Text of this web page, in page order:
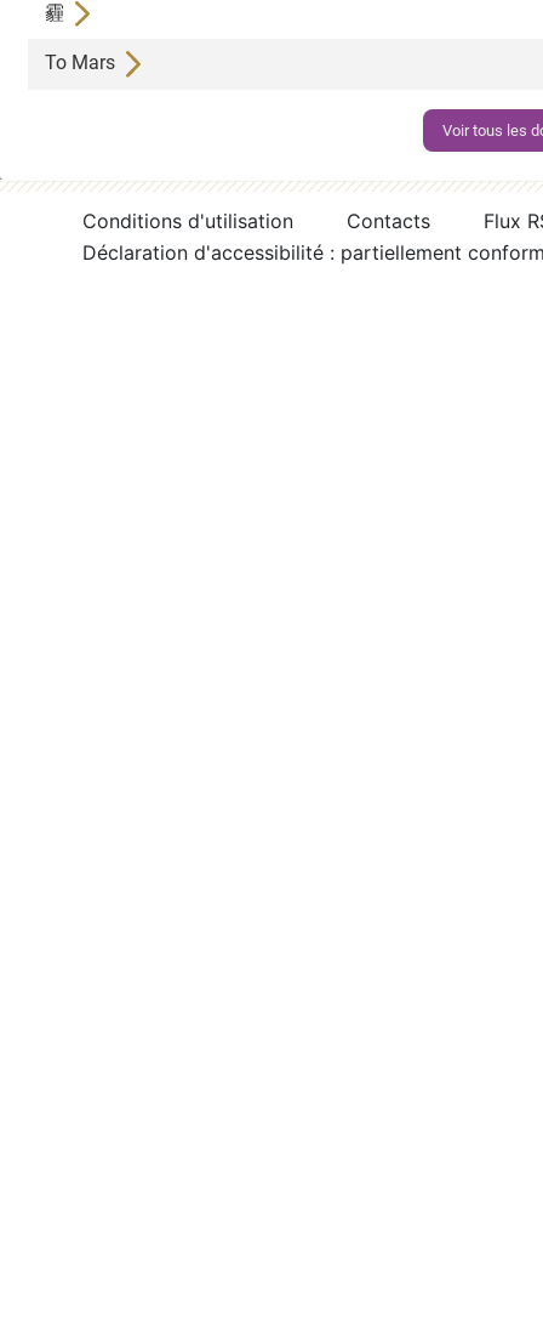
霾
To Mars
Voir tous les
Conditions d'utilisation Contacts
Flux
Déclaration d'accessibilité : partiellement